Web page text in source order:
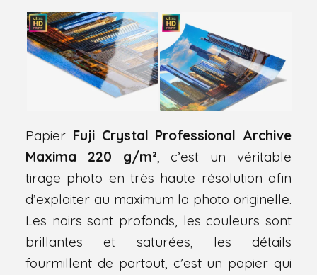
Papier Fuji Crystal Professional Archive
Maxima 220 g/m², c’est un véritable
tirage photo en très haute résolution afin
d’exploiter au maximum la photo originelle.
Les noirs sont profonds, les couleurs sont
brillantes et saturées, les détails
fourmillent de partout, c’est un papier qui